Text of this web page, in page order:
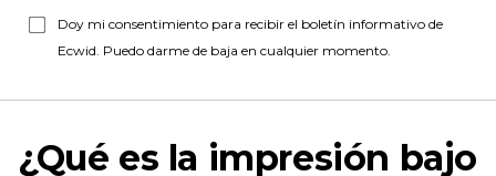
Doy mi consentimiento para recibir el boletín informativo de
Ecwid. Puedo darme de baja en cualquier momento.
¿Qué es la impresión bajo